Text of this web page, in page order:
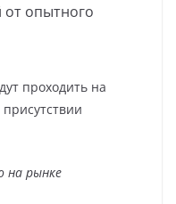
от опытного
проходить на
на рынке